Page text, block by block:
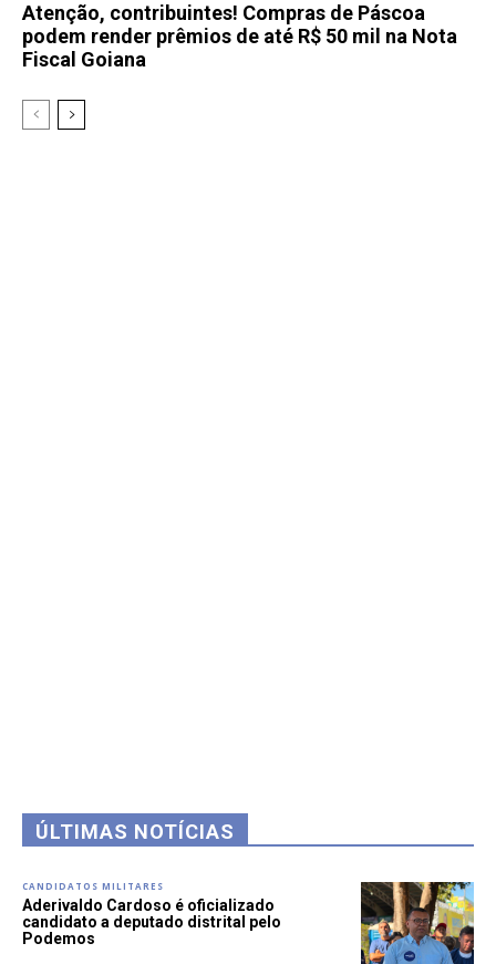
Atenção, contribuintes! Compras de Páscoa
podem render prêmios de até R$ 50 mil na Nota
Fiscal Goiana
ÚLTIMAS NOTÍCIAS
CANDIDATOS MILITARES
Aderivaldo Cardoso é oficializado
candidato a deputado distrital pelo
Podemos